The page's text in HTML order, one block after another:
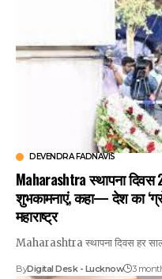
DEVENDRA FADNAVIS
Maharashtra स्थापना
शुभकामनाएं, कहा— देश का
महाराष्ट्र
Maharashtra स्थापना दिवस हर
ByDigital Desk - Lucknow 3